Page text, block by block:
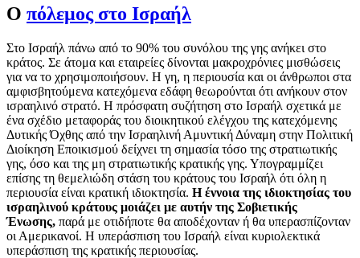
Ο πόλεμος στο Ισραήλ
Στο Ισραήλ πάνω από το 90% του συνόλου της γης ανήκει στο
κράτος. Σε άτομα και εταιρείες δίνονται μακροχρόνιες μισθώσεις
για να το χρησιμοποιήσουν. Η γη, η περιουσία και οι άνθρωποι στα
αμφισβητούμενα κατεχόμενα εδάφη θεωρούνται ότι ανήκουν στον
ισραηλινό στρατό. Η πρόσφατη συζήτηση στο Ισραήλ σχετικά με
ένα σχέδιο μεταφοράς του διοικητικού ελέγχου της κατεχόμενης
Δυτικής Όχθης από την Ισραηλινή Αμυντική Δύναμη στην Πολιτική
Διοίκηση Εποικισμού δείχνει τη σημασία τόσο της στρατιωτικής
γης, όσο και της μη στρατιωτικής κρατικής γης. Υπογραμμίζει
επίσης τη θεμελιώδη στάση του κράτους του Ισραήλ ότι όλη η
περιουσία είναι κρατική ιδιοκτησία. Η έννοια της ιδιοκτησίας του
ισραηλινού κράτους μοιάζει με αυτήν της Σοβιετικής
Ένωσης, παρά με οτιδήποτε θα αποδέχονταν ή θα υπερασπίζονταν
οι Αμερικανοί. Η υπεράσπιση του Ισραήλ είναι κυριολεκτικά
υπεράσπιση της κρατικής περιουσίας.